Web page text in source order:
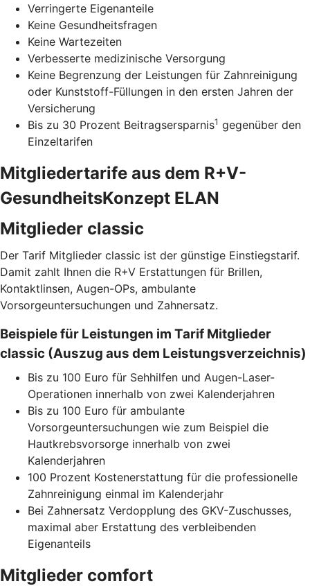
Verringerte Eigenanteile
Keine Gesundheitsfragen
Keine Wartezeiten
Verbesserte medizinische Versorgung
Keine Begrenzung der Leistungen für Zahnreinigung
oder Kunststoff-Füllungen in den ersten Jahren der
Versicherung
Bis zu 30 Prozent Beitragsersparnis1 gegenüber den
Einzeltarifen
Mitgliedertarife aus dem R+V-
GesundheitsKonzept ELAN
Mitglieder classic
Der Tarif Mitglieder classic ist der günstige Einstiegstarif.
Damit zahlt Ihnen die R+V Erstattungen für Brillen,
Kontaktlinsen, Augen-OPs, ambulante
Vorsorgeuntersuchungen und Zahnersatz.
Beispiele für Leistungen im Tarif Mitglieder
classic (Auszug aus dem Leistungsverzeichnis)
Bis zu 100 Euro für Sehhilfen und Augen-Laser-
Operationen innerhalb von zwei Kalenderjahren
Bis zu 100 Euro für ambulante
Vorsorgeuntersuchungen wie zum Beispiel die
Hautkrebsvorsorge innerhalb von zwei
Kalenderjahren
100 Prozent Kostenerstattung für die professionelle
Zahnreinigung einmal im Kalenderjahr
Bei Zahnersatz Verdopplung des GKV-Zuschusses,
maximal aber Erstattung des verbleibenden
Eigenanteils
Mitglieder comfort